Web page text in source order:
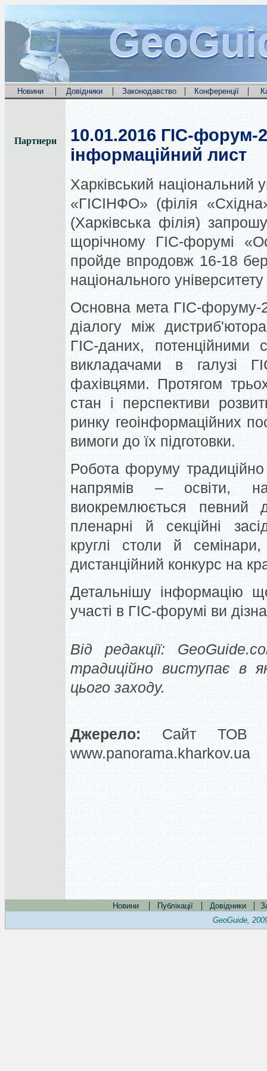
Новини | Довідники | Законодавство | Конференції |
Партнери 10.01.2016 ГІС-форум-
інформаційний лист
Харківський національний
«ГІСІНФО» (філія
(Харківська філія)
щорічному ГІС-форумі
пройде впродовж 16-18
національного
Основна мета ГІС-форуму-
діалогу між
ГІС-даних, потенційними
викладачами в галузі
фахівцями. Протягом
стан і перспективи
ринку геоінформаційних
вимоги до їх підготовки.
Робота форуму традиційно
напрямів – освіти,
виокремлюється певний
пленарні й секційні
круглі столи й
дистанційний конкурс на
Детальнішу інформацію
участі в ГІС-форумі ви
Від редакції:
традиційно виступає в
цього заходу.
Джерело: Сайт ТОВ
www.panorama.kharkov.ua
Новини | Публікації | Довідники |
GeoGuide,